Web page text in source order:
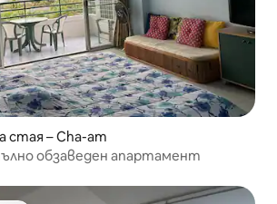
– Cha-am
обзаведен апартамент